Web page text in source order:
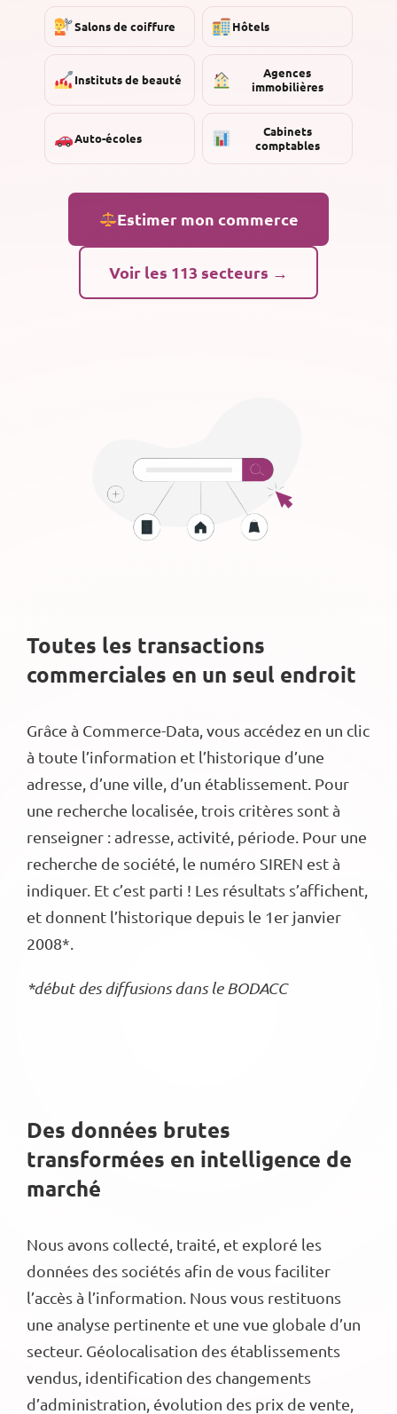
Salons de coiffure Hôtels
Instituts de beauté
Agences
immobilières
Auto-écoles
Cabinets
comptables
Estimer mon commerce
Voir les 113 secteurs →
Toutes les transactions
commerciales en un seul endroit
Grâce à Commerce-Data, vous accédez en un clic
à toute l’information et l’historique d’une
adresse, d’une ville, d’un établissement. Pour
une recherche localisée, trois critères sont à
renseigner : adresse, activité, période. Pour une
recherche de société, le numéro SIREN est à
indiquer. Et c’est parti ! Les résultats s’affichent,
et donnent l’historique depuis le 1er janvier
2008*.
*début des diffusions dans le BODACC
Des données brutes
transformées en intelligence de
marché
Nous avons collecté, traité, et exploré les
données des sociétés afin de vous faciliter
l’accès à l’information. Nous vous restituons
une analyse pertinente et une vue globale d’un
secteur. Géolocalisation des établissements
vendus, identification des changements
d’administration, évolution des prix de vente,